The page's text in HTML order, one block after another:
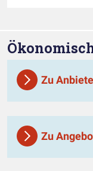
Zu
Zu